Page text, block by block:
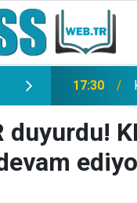
21:20
duyurdu!